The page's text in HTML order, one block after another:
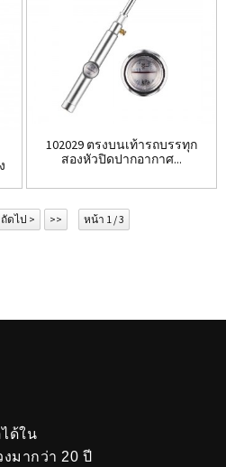
102029 ตรงบนเท้ารถบรรทุก
สองหัวปิดปากอากาศ...
ถัดไป > >> หน้า 1 / 3
ด้ใน
มากว่า 20 ปี